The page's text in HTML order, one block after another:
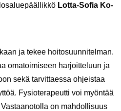
Lotta-​Sofia Ko­
ja tekee hoi­to­suun­ni­tel­man.
oma­toi­mi­seen har­joit­te­luun ja
sekä tar­vit­taes­sa oh­jeis­taa
Fy­sio­te­ra­peut­ti voi myön­tää
on mah­dol­li­suus